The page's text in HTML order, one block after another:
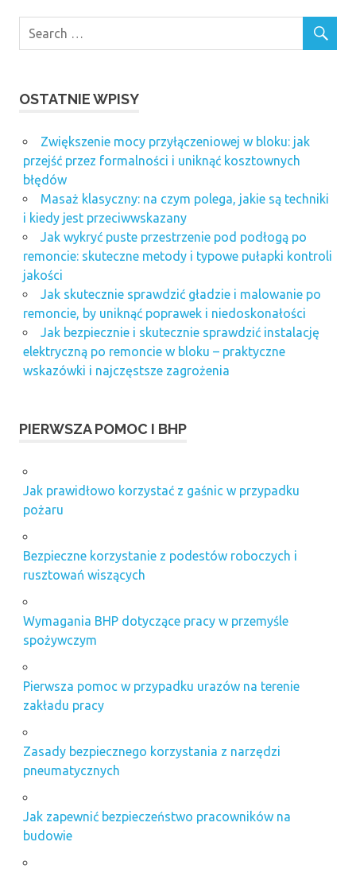
OSTATNIE WPISY
Zwiększenie mocy przyłączeniowej w bloku: jak
przejść przez formalności i uniknąć kosztownych
błędów
Masaż klasyczny: na czym polega, jakie są techniki
i kiedy jest przeciwwskazany
Jak wykryć puste przestrzenie pod podłogą po
remoncie: skuteczne metody i typowe pułapki kontroli
jakości
Jak skutecznie sprawdzić gładzie i malowanie po
remoncie, by uniknąć poprawek i niedoskonałości
Jak bezpiecznie i skutecznie sprawdzić instalację
elektryczną po remoncie w bloku – praktyczne
wskazówki i najczęstsze zagrożenia
PIERWSZA POMOC I BHP
Jak prawidłowo korzystać z gaśnic w przypadku
pożaru
Bezpieczne korzystanie z podestów roboczych i
rusztowań wiszących
Wymagania BHP dotyczące pracy w przemyśle
spożywczym
Pierwsza pomoc w przypadku urazów na terenie
zakładu pracy
Zasady bezpiecznego korzystania z narzędzi
pneumatycznych
Jak zapewnić bezpieczeństwo pracowników na
budowie